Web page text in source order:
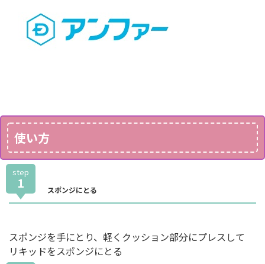
使い方
step
1 スポンジにとる
スポンジを手にとり、軽くクッション部分にプレスして
リキッドをスポンジにとる